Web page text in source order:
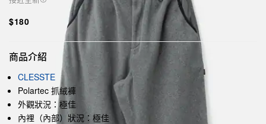
$180
商品介紹
CLESSTE
Polartec 抓絨褲
外觀狀況：極佳
內裡（內部）狀況：極佳